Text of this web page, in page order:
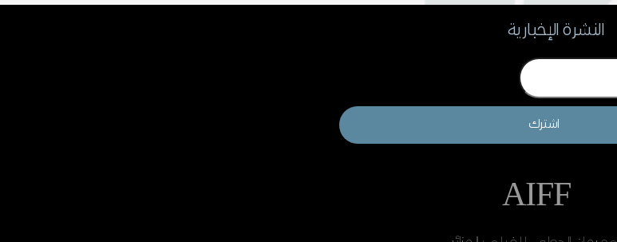
النشرة الإخبارية
اشترك
AIFF